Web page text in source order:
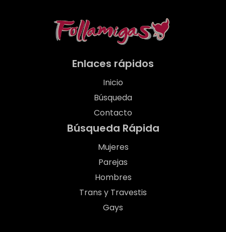
Enlaces rápidos
Inicio
Búsqueda
Contacto
Búsqueda Rápida
Mujeres
Parejas
Hombres
Trans y Travestis
Gays